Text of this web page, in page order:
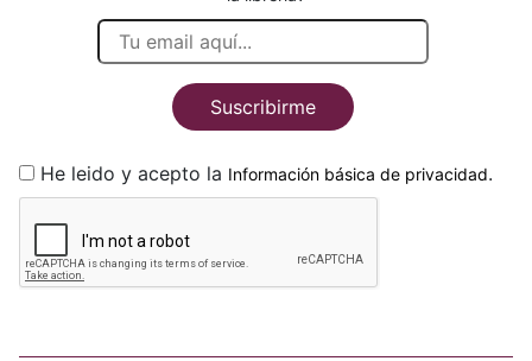
Suscribirme
He leido y acepto la Información básica de privacidad.